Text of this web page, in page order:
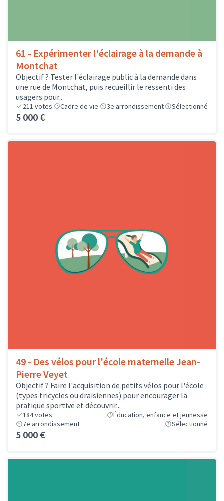
61 - Expérimenter l'éclairage à la demande à
Montchat
Objectif ? Tester l'éclairage public à la demande dans
une rue de Montchat, puis recueillir le ressenti des
usagers pour...
211 votes Cadre de vie 3e arrondissement Sélectionné
5 000 €
49 - Des vélos pour l'école maternelle Jean-
Pierre Veyet
Objectif ? Faire l'acquisition de petits vélos pour l'école
(types tricycles ou draisiennes) pour encourager la
pratique sportive et découvrir...
184votes
Éducation, enfance et jeunesse
7e arrondissement
Sélectionné
5 000 €